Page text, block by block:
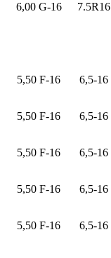
6,00 G-16 7.5R16
5,50 F-16 6,5-16
5,50 F-16 6,5-16
5,50 F-16 6,5-16
5,50 F-16 6,5-16
5,50 F-16 6,5-16